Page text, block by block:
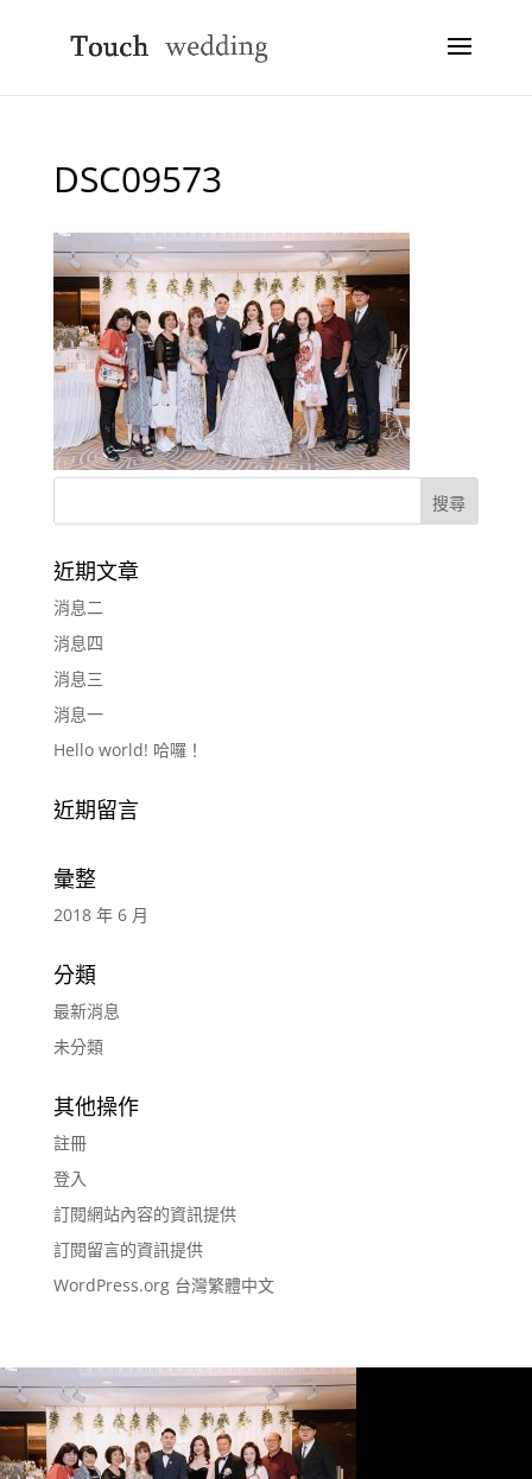
DSC09573
近期文章
消息二
消息四
消息三
消息一
Hello world! 哈囉！
近期留言
彙整
2018 年 6 月
分類
最新消息
未分類
其他操作
註冊
登入
訂閱網站內容的資訊提供
訂閱留言的資訊提供
WordPress.org 台灣繁體中文